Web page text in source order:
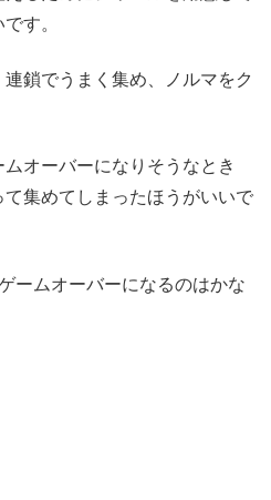
す。
鎖でうまく集め、ノルマをク
オーバーになりそうなとき
集めてしまったほうがいいで
ームオーバーになるのはかな